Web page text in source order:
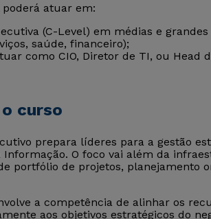
poderá atuar em:
(C-Level) em médias e
saúde, financeiro);
como CIO, Diretor de TI, ou Head
curso
prepara líderes para a gestão
Informação. O foco vai além da
portfólio de projetos, planejamento
a competência de alinhar os
aos objetivos estratégicos do